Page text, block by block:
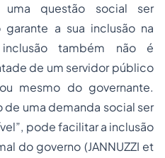
questão social ser
garante a sua inclusão na
também não é
de um servidor público
mesmo do governante.
de uma demanda social ser
pode facilitar a inclusão
do governo (JANNUZZI et